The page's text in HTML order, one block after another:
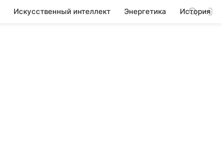
Искусственный интеллект Энергетика История